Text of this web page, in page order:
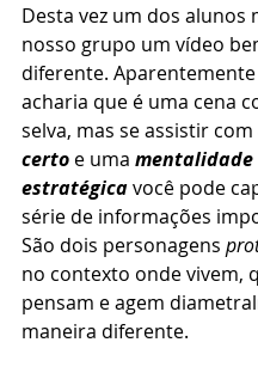
Desta vez um dos alunos
nosso grupo um vídeo
diferente.
acharia que é uma cena
selva, mas se assistir com
certo e uma mentalidade
estratégica você pode
série de informações
São dois personagens
no contexto onde vivem,
pensam e agem
maneira diferente.